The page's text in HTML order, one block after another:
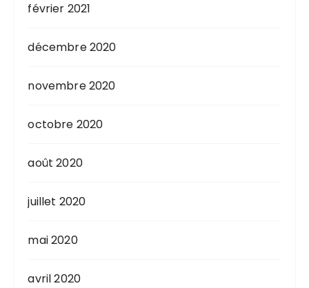
février 2021
décembre 2020
novembre 2020
octobre 2020
août 2020
juillet 2020
mai 2020
avril 2020